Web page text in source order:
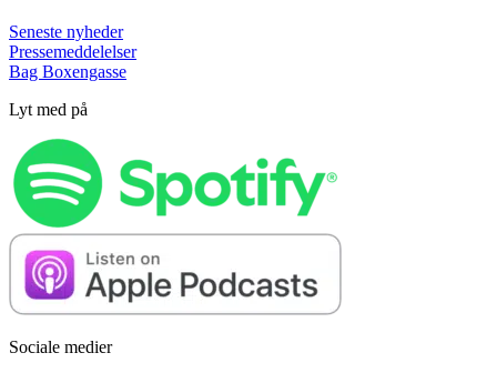
Seneste nyheder
Pressemeddelelser
Bag Boxengasse
Lyt med på
Sociale medier